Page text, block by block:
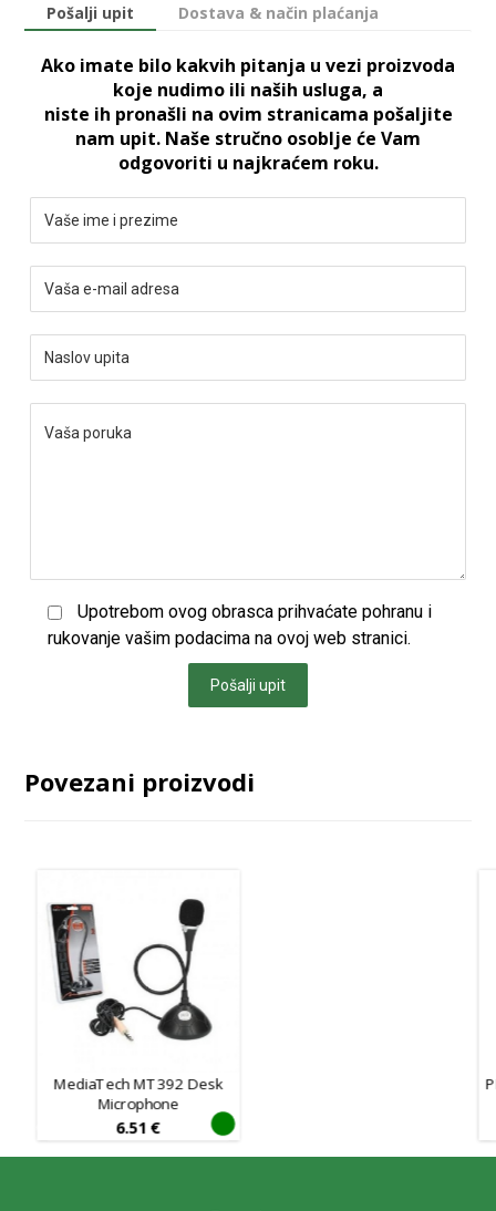
Pošalji upit Dostava & način plaćanja
Ako imate bilo kakvih pitanja u vezi proizvoda
koje nudimo ili naših usluga, a
niste ih pronašli na ovim stranicama pošaljite
nam upit. Naše stručno osoblje će Vam
odgovoriti u najkraćem roku.
Upotrebom ovog obrasca prihvaćate pohranu i
rukovanje vašim podacima na ovoj web stranici.
Pošalji upit
Povezani proizvodi
MediaTech MT392 Desk
Microphone
6.51€